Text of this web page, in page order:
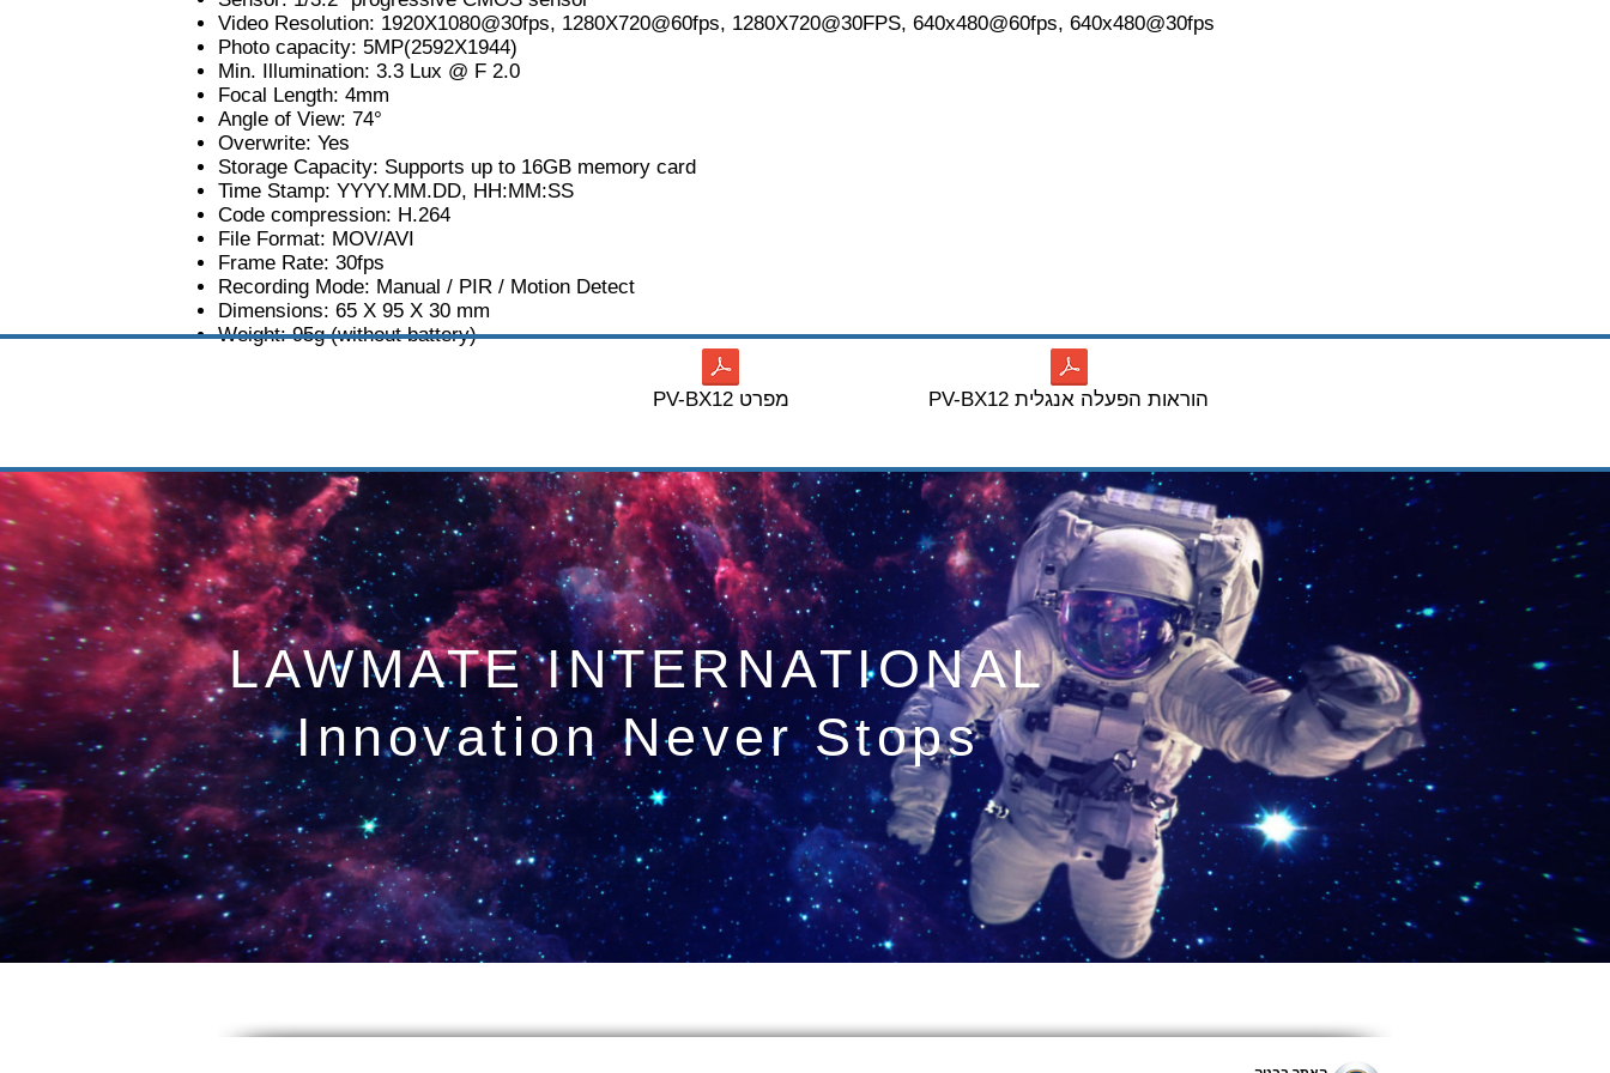
Video Resolution: 1920X1080@30fps, 1280X720@60fps, 1280X720@30FPS, 640x480@60fps, 640x480@30fps
Photo capacity: 5MP(2592X1944)
Min. Illumination: 3.3 Lux @ F 2.0
Focal Length: 4mm
Angle of View: 74°
Overwrite: Yes
Storage Capacity: Supports up to 16GB memory card
Time Stamp: YYYY.MM.DD, HH:MM:SS
Code compression: H.264
File Format: MOV/AVI
Frame Rate: 30fps
Recording Mode: Manual / PIR / Motion Detect
Dimensions: 65 X 95 X 30 mm
Weight: 95g (without battery)
PV-BX12 מפרט PV-BX12 הוראות הפעלה אנגלית
LAWMATE INTERNATIONAL
Innovation Never Stops